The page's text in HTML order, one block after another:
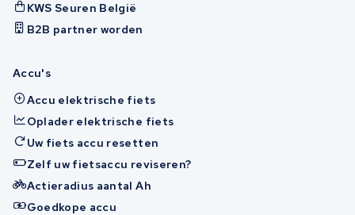
KWS Seuren België
B2B partner worden
Accu's
Accu elektrische fiets
Oplader elektrische fiets
Uw fiets accu resetten
Zelf uw fietsaccu reviseren?
Actieradius aantal Ah
Goedkope accu